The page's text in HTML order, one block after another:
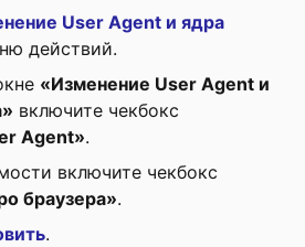
User Agent и ядра
действий.
«Изменение User Agent и
включите чекбокс
Agent».
включите чекбокс
браузера».
.